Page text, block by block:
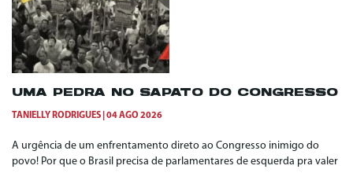
UMA PEDRA NO SAPATO DO CONGRESSO
TANIELLY RODRIGUES 04 AGO 2026
A urgência de um enfrentamento direto ao Congresso inimigo do
povo! Por que o Brasil precisa de parlamentares de esquerda pra valer